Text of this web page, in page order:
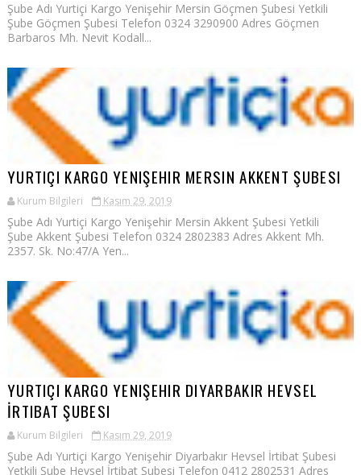
Şube Adı Yurtiçi Kargo Yenişehir Mersin Göçmen Şubesi Yetkili
Şube Göçmen Şubesi Telefon 0324 3290900 Adres Göçmen
Barbaros Mh. Nevit Kodall...
YURTIÇI KARGO YENIŞEHIR MERSIN AKKENT ŞUBESI
Kurum Bilgileri Kasım 29, 2019
Şube Adı Yurtiçi Kargo Yenişehir Mersin Akkent Şubesi Yetkili
Şube Akkent Şubesi Telefon 0324 2802383 Adres Akkent Mh.
2357. Sk. No:47/A Yen...
YURTIÇI KARGO YENIŞEHIR DIYARBAKIR HEVSEL
İRTIBAT ŞUBESI
Kurum Bilgileri Kasım 29, 2019
Şube Adı Yurtiçi Kargo Yenişehir Diyarbakır Hevsel İrtibat Şubesi
Yetkili Şube Hevsel İrtibat Şubesi Telefon 0412 2802531 Adres